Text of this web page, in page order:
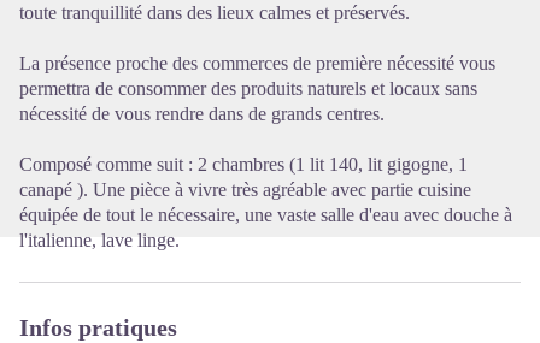
toute tranquillité dans des lieux calmes et préservés.
La présence proche des commerces de première nécessité vous
permettra de consommer des produits naturels et locaux sans
nécessité de vous rendre dans de grands centres.
Composé comme suit : 2 chambres (1 lit 140, lit gigogne, 1
canapé ). Une pièce à vivre très agréable avec partie cuisine
équipée de tout le nécessaire, une vaste salle d'eau avec douche à
l'italienne, lave linge.
Infos pratiques